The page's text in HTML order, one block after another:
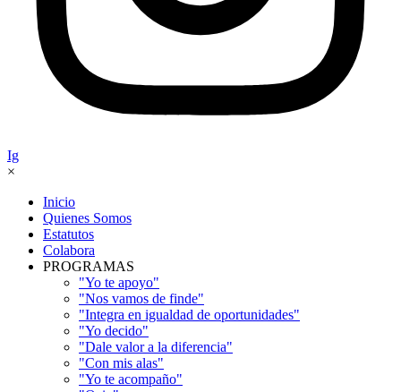
Ig
×
Inicio
Quienes Somos
Estatutos
Colabora
PROGRAMAS
"Yo te apoyo"
"Nos vamos de finde"
"Integra en igualdad de oportunidades"
"Yo decido"
"Dale valor a la diferencia"
"Con mis alas"
"Yo te acompaño"